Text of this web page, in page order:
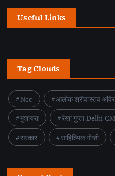
Useful Links
Tag Clouds
Ncc आलोक श्रीवास्तव
मुशायरा
रेखा गुप्ता Delhi
सरकार
साहित्यिक गोष्ठी